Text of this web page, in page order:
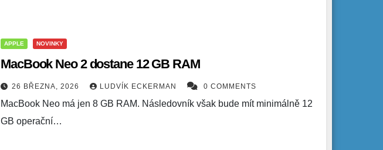
APPLE NOVINKY
MacBook Neo 2 dostane 12 GB RAM
26 BŘEZNA, 2026 LUDVÍK ECKERMAN 0 COMMENTS
MacBook Neo má jen 8 GB RAM. Následovník však bude mít minimálně 12
GB operační…